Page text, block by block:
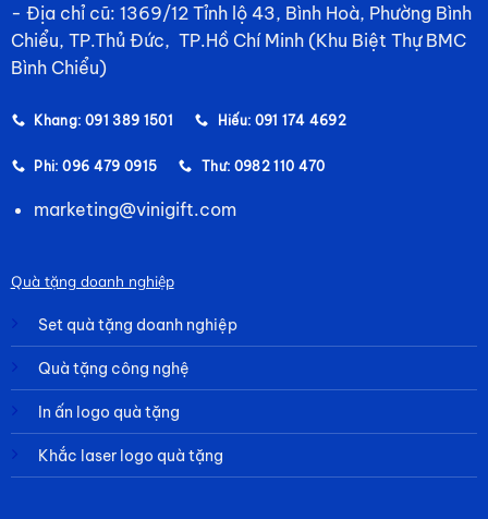
- Địa chỉ cũ: 1369/12 Tỉnh lộ 43, Bình Hoà, Phường Bình
Chiểu, TP.Thủ Đức, TP.Hồ Chí Minh (Khu Biệt Thự BMC
Bình Chiểu)
Khang: 091 389 1501 Hiếu: 091 174 4692
Phi: 096 479 0915 Thư: 0982 110 470
marketing@vinigift.com
Quà tặng doanh nghiệp
Set quà tặng doanh nghiệp
Quà tặng công nghệ
In ấn logo quà tặng
Khắc laser logo quà tặng